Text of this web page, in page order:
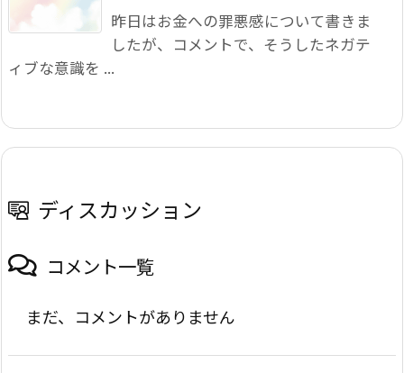
昨日はお金への罪悪感について書きま
したが、コメントで、そうしたネガテ
ィブな意識を ...
ディスカッション
コメント一覧
まだ、コメントがありません